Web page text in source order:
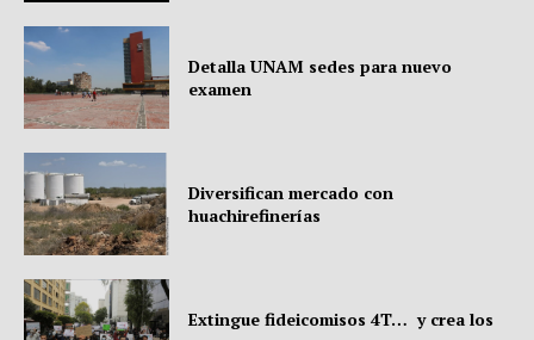
Detalla UNAM sedes para nuevo
examen
Diversifican mercado con
huachirefinerías
Extingue fideicomisos 4T… y crea los